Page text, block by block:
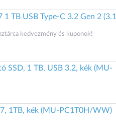
1 TB USB Type-C 3.2 Gen 2 (3.1
kedvezmény és kuponok!
SSD, 1 TB, USB 3.2, kék (MU-
1TB, kék (MU-PC1T0H/WW)